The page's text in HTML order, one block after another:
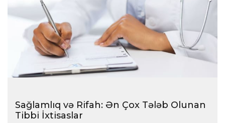
Sağlamlıq və Rifah: Ən Çox Tələb Olunan
Tibbi İxtisaslar